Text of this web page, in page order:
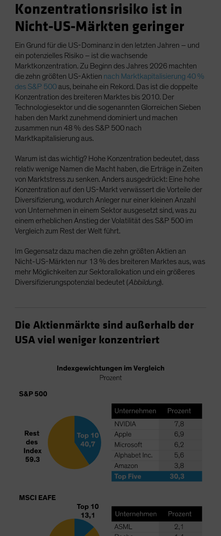
Konzentrationsrisiko ist in
Nicht-US-Märkten geringer
Ein Grund für die US-Dominanz in den letzten Jahren – und
ein potenzielles Risiko – ist die wachsende
Marktkonzentration. Zu Beginn des Jahres 2026 machten
die zehn größten US-Aktien nach Marktkapitalisierung 40 %
des S&P 500 aus, beinahe ein Rekord. Das ist die doppelte
Konzentration des breiteren Marktes bis 2010. Der
Technologiesektor und die sogenannten Glorreichen Sieben
haben den Markt zunehmend dominiert und machen
zusammen nun 48 % des S&P 500 nach
Marktkapitalisierung aus.
Warum ist das wichtig? Hohe Konzentration bedeutet, dass
relativ wenige Namen die Macht haben, die Erträge in Zeiten
von Marktstress zu senken. Anders ausgedrückt: Eine hohe
Konzentration auf den US-Markt verwässert die Vorteile der
Diversifizierung, wodurch Anleger nur einer kleinen Anzahl
von Unternehmen in einem Sektor ausgesetzt sind, was zu
einem erheblichen Anstieg der Volatilität des S&P 500 im
Vergleich zum Rest der Welt führt.
Im Gegensatz dazu machen die zehn größten Aktien an
Nicht-US-Märkten nur 13 % des breiteren Marktes aus, was
mehr Möglichkeiten zur Sektorallokation und ein größeres
Diversifizierungspotenzial bedeutet (Abbildung).
Die Aktienmärkte sind außerhalb der
USA viel weniger konzentriert